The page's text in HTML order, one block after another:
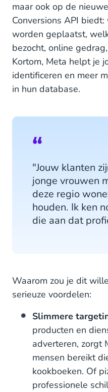
maar ook op de
Conversions API
worden geplaatst,
bezocht, online
Kortom, Meta helpt je
identificeren en meer
in hun database.
"Jouw klanten
jonge vrouwen
deze regio
houden. Ik ken
die aan dat
Waarom zou je dit
serieuze voordelen:
Slimmere
producten en
adverteren, zorgt
mensen bereikt
kookboeken. Of
professionele